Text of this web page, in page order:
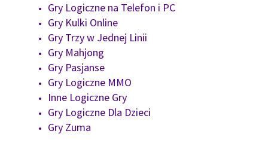
Gry Logiczne na Telefon i PC
Gry Kulki Online
Gry Trzy w Jednej Linii
Gry Mahjong
Gry Pasjanse
Gry Logiczne MMO
Inne Logiczne Gry
Gry Logiczne Dla Dzieci
Gry Zuma